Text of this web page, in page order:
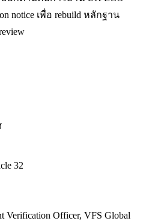
notice เพื่อ rebuild หลักฐาน
32
Verification Officer, VFS Global